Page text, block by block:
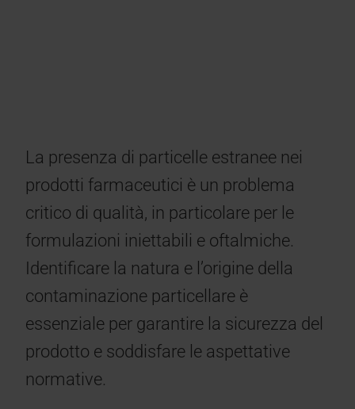
La presenza di particelle estranee nei
prodotti farmaceutici è un problema
critico di qualità, in particolare per le
formulazioni iniettabili e oftalmiche.
Identificare la natura e l’origine della
contaminazione particellare è
essenziale per garantire la sicurezza del
prodotto e soddisfare le aspettative
normative.